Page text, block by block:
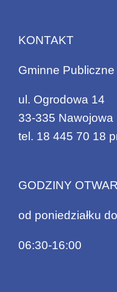
KONTAKT
Gminne
ul. Ogrodowa 14
33-335 Nawojowa
tel. 18 445 70 18
GODZINY
od poniedziałku
06:30-16:00